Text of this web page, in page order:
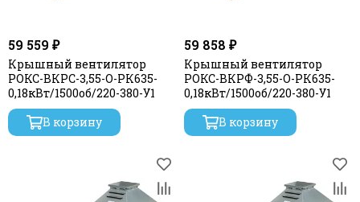
59 559 ₽
Крышный вентилятор
РОКС-ВКРС-3,55-О-РК635-
0,18кВт/1500об/220-380-У1
В корзину
59 858 ₽
Крышный вентилятор
РОКС-ВКРФ-3,55-О-РК635-
0,18кВт/1500об/220-380-У1
В корзину